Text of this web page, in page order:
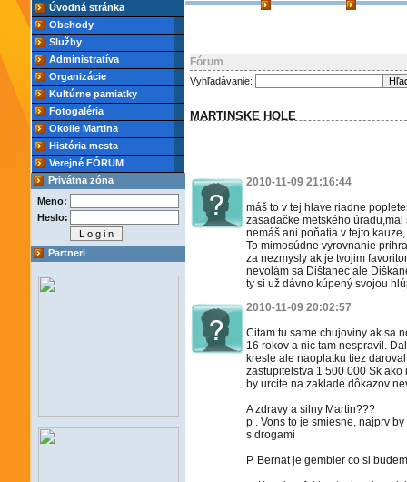
Úvodná stránka
Obchody
Služby
Administratíva
Organizácie
Kultúrne pamiatky
Fotogaléria
Okolie Martina
História mesta
Verejné FÓRUM
Privátna zóna
Meno:
Heslo:
Partneri
Fórum
Vyhľadávanie:
MARTINSKE HOLE
2010-11-09 21:16:44
máš to v tej hlave riadne
zasadačke metského
nemáš ani poňatia v tejto
To mimosúdne vyrovnanie
za nezmysly ak je tvojim
nevolám sa Dištanec ale
ty si už dávno kúpený svojou
2010-11-09 20:02:57
Citam tu same chujoviny ak sa
16 rokov a nic tam nespravil.
kresle ale naoplatku tiez
zastupitelstva 1 500 000 Sk
by urcite na zaklade dôkazov
A zdravy a silny Martin???
p . Vons to je smiesne, najprv
s drogami
P. Bernat je gembler co si